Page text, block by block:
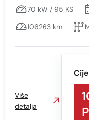
70 kW / 95 KS
106263 km
Više
detalja